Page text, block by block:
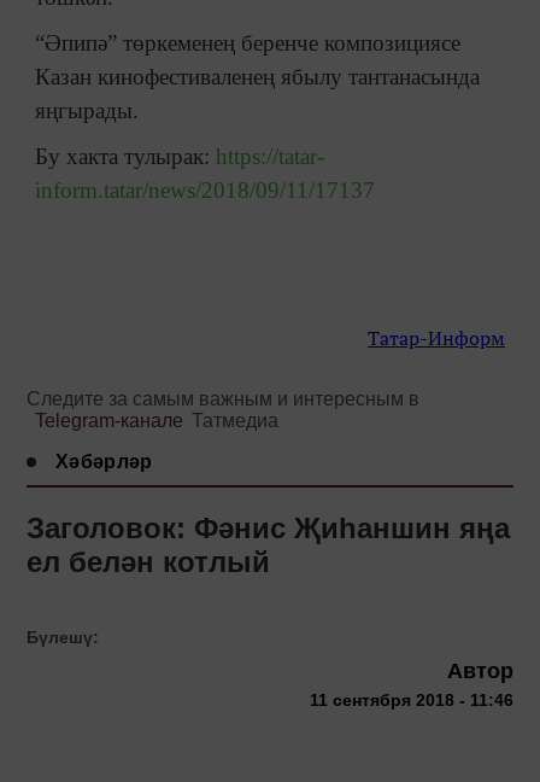
“Әпипә” төркеменең беренче композициясе
Казан кинофестиваленең ябылу тантанасында
яңгырады.
Бу хакта тулырак: https://tatar-
inform.tatar/news/2018/09/11/17137
Татар-Информ
Следите за самым важным и интересным в
Telegram-канале Татмедиа
Хәбәрләр
Заголовок: Фәнис Җиһаншин яңа
ел белән котлый
Бүлешү:
Автор
11 сентября 2018 - 11:46